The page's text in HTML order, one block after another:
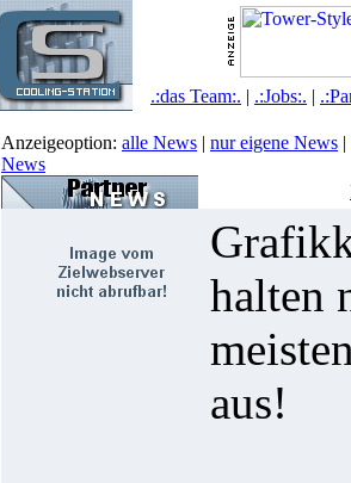
.:das Team:. | .:Jobs:. |
Anzeigeoption: alle News | nur eigene News |
News
halten
aus!